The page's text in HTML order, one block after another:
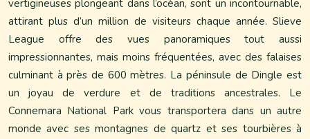
vertigineuses plongeant dans l’océan, sont un incontournable,
attirant plus d’un million de visiteurs chaque année. Slieve
League offre des vues panoramiques tout aussi
impressionnantes, mais moins fréquentées, avec des falaises
culminant à près de 600 mètres. La péninsule de Dingle est
un joyau de verdure et de traditions ancestrales. Le
Connemara National Park vous transportera dans un autre
monde avec ses montagnes de quartz et ses tourbières à